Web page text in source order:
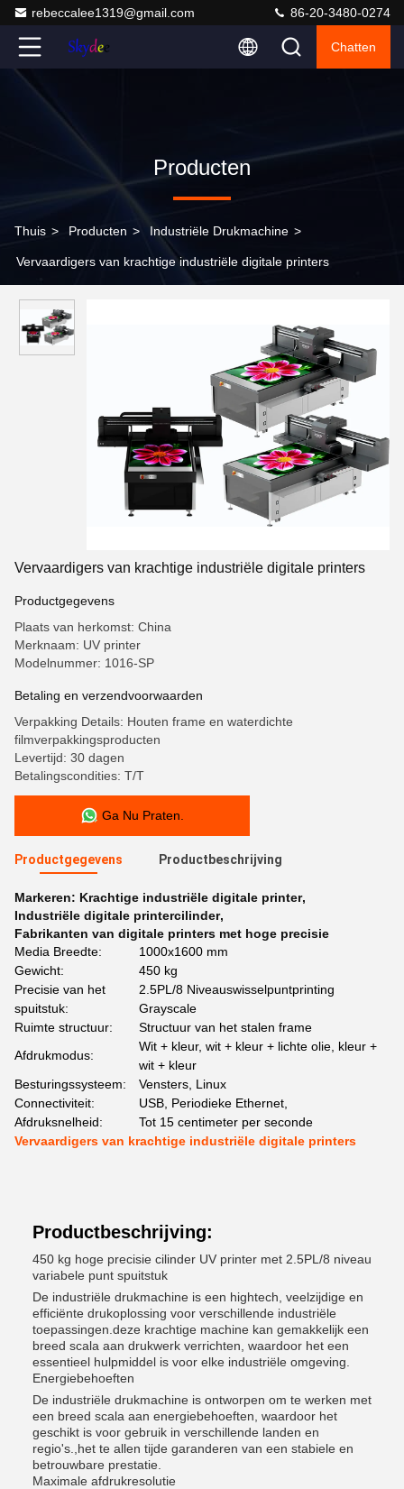
rebeccalee1319@gmail.com 86-20-3480-0274
Chatten
Producten
Thuis > Producten > Industriële Drukmachine >
Vervaardigers van krachtige industriële digitale printers
Vervaardigers van krachtige industriële digitale printers
Productgegevens
Plaats van herkomst: China
Merknaam: UV printer
Modelnummer: 1016-SP
Betaling en verzendvoorwaarden
Verpakking Details: Houten frame en waterdichte
filmverpakkingsproducten
Levertijd: 30 dagen
Betalingscondities: T/T
Ga Nu Praten.
Productgegevens Productbeschrijving
Markeren: Krachtige industriële digitale printer,
Industriële digitale printercilinder,
Fabrikanten van digitale printers met hoge precisie
Media Breedte:
1000x1600 mm
Gewicht:
450 kg
Precisie van het
spuitstuk:
2.5PL/8 Niveauswisselpuntprinting
Grayscale
Ruimte structuur:
Structuur van het stalen frame
Afdrukmodus:
Wit + kleur, wit + kleur + lichte olie, kleur +
wit + kleur
Besturingssysteem:
Vensters, Linux
Connectiviteit:
USB, Periodieke Ethernet,
Afdruksnelheid:
Tot 15 centimeter per seconde
Vervaardigers van krachtige industriële digitale printers
Productbeschrijving:
450 kg hoge precisie cilinder UV printer met 2.5PL/8 niveau
variabele punt spuitstuk
De industriële drukmachine is een hightech, veelzijdige en
efficiënte drukoplossing voor verschillende industriële
toepassingen.deze krachtige machine kan gemakkelijk een
breed scala aan drukwerk verrichten, waardoor het een
essentieel hulpmiddel is voor elke industriële omgeving.
Energiebehoeften
De industriële drukmachine is ontworpen om te werken met
een breed scala aan energiebehoeften, waardoor het
geschikt is voor gebruik in verschillende landen en
regio's.,het te allen tijde garanderen van een stabiele en
betrouwbare prestatie.
Maximale afdrukresolutie